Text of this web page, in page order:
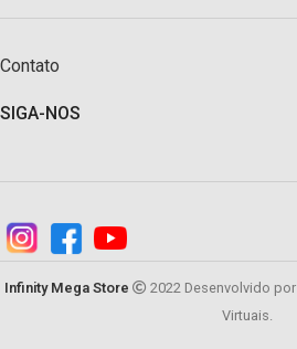
Contato
SIGA-NOS
Infinity Mega Store 2022 Desenvolvido por
Virtuais.